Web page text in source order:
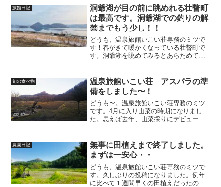
畑仕事のプロと一緒に働かせてもらい成
長させていただきました。...
旅館日記
洞爺湖が目の前に眺めれる壮瞥町
は最高です。洞爺湖での釣りの解
禁までもう少し！！
どうも。温泉旅館いこい荘専務のミツで
す！春がきて暖かくなっている壮瞥町で
す。洞爺湖を眺めてみるとあらためて素
です。こちらに来る際は目を奪われ過ぎ
ないようにしてください。...
旬の食べ物
温泉旅館いこい荘 アスパラの準
備をしました〜！
どうも〜。温泉旅館いこい荘専務のミツ
です。4月に入り山菜の時期になりまし
た。思えば去年、山菜採りにデビューし
は焦りましたが^^;早朝なのでまだまだ静
けさの残る山の中でし...
農園日記
無事に田植えまで終了しました。
まずは一安心・・
どうも。温泉旅館いこい荘専務のミツで
す。久しぶりの投稿になりました。例年
に比べて１週間早くの田植えだったので